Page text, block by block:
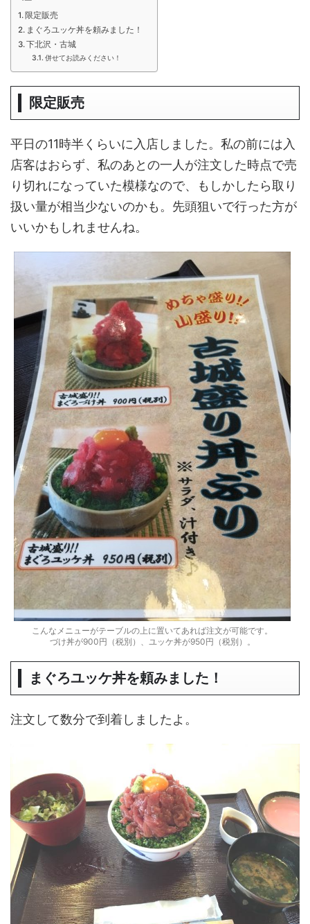
限定販売
まぐろユッケ丼を頼みました！
下北沢・古城
併せてお読みください！
限定販売
平日の11時半くらいに入店しました。私の前には入
店客はおらず、私のあとの一人が注文した時点で売
り切れになっていた模様なので、もしかしたら取り
扱い量が相当少ないのかも。先頭狙いで行った方が
いいかもしれませんね。
こんなメニューがテーブルの上に置いてあれば注文が可能です。
づけ丼が900円（税別）、ユッケ丼が950円（税別）。
まぐろユッケ丼を頼みました！
注文して数分で到着しましたよ。